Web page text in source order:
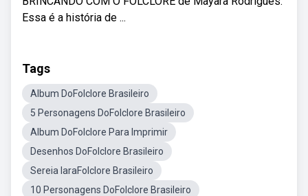
Essa é a história de ...
Tags
Album DoFolclore Brasileiro
5 Personagens DoFolclore Brasileiro
Album DoFolclore Para Imprimir
Desenhos DoFolclore Brasileiro
Sereia IaraFolclore Brasileiro
10 Personagens DoFolclore Brasileiro